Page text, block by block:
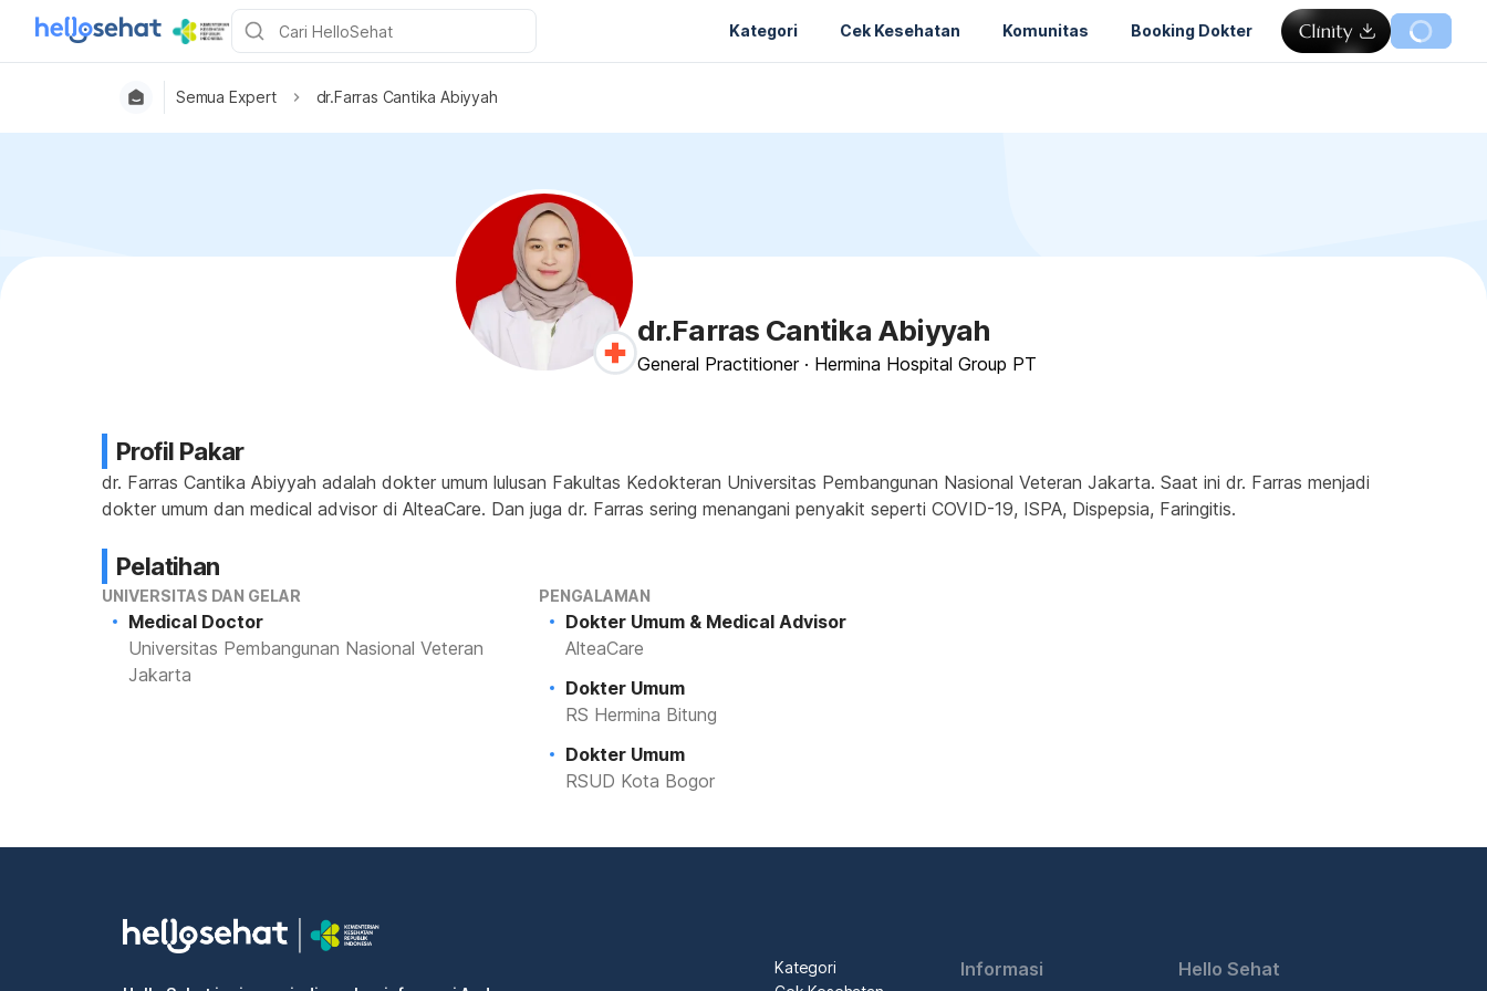
Kategori Cek Kesehatan Komunitas Booking Dokter
Semua Expert dr.Farras Cantika Abiyyah
dr.Farras Cantika Abiyyah
General Practitioner · Hermina Hospital Group PT
Profil Pakar
dr. Farras Cantika Abiyyah adalah dokter umum lulusan Fakultas Kedokteran Universitas Pembangunan Nasional Veteran Jakarta. Saat ini dr. Farras menjadi
dokter umum dan medical advisor di AlteaCare. Dan juga dr. Farras sering menangani penyakit seperti COVID-19, ISPA, Dispepsia, Faringitis.
Pelatihan
UNIVERSITAS DAN GELAR
Medical Doctor
Universitas Pembangunan Nasional Veteran
Jakarta
PENGALAMAN
Dokter Umum & Medical Advisor
AlteaCare
Dokter Umum
RS Hermina Bitung
Dokter Umum
RSUD Kota Bogor
Kategori
Informasi Hello Sehat